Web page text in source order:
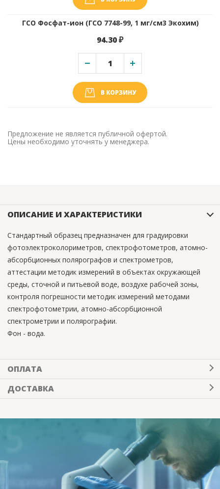
ГСО Фосфат-ион (ГСО 7748-99, 1 мг/см3 Экохим)
94.30 ₽
В КОРЗИНУ
Предложение не является публичной офертой.
Цены необходимо уточнять у менеджера.
ОПИСАНИЕ И ХАРАКТЕРИСТИКИ
Стандартный образец предназначен для градуировки
фотоэлектроколориметров, спектрофотометров, атомно-
абсорбционных полярографов и спектрометров,
аттестации методик измерений в объектах окружающей
среды, сточной и питьевой воде, воздухе рабочей зоны,
контроля погрешности методик измерений методами
спектрофотометрии, атомно-абсорбционной
спектрометрии и полярографии.
Фон - вода.
ОПЛАТА
ДОСТАВКА